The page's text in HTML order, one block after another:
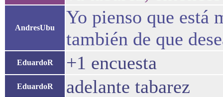
AndresUbu
Yo pienso que está
también de que
EduardoR +1 encuesta
EduardoR adelante tabarez